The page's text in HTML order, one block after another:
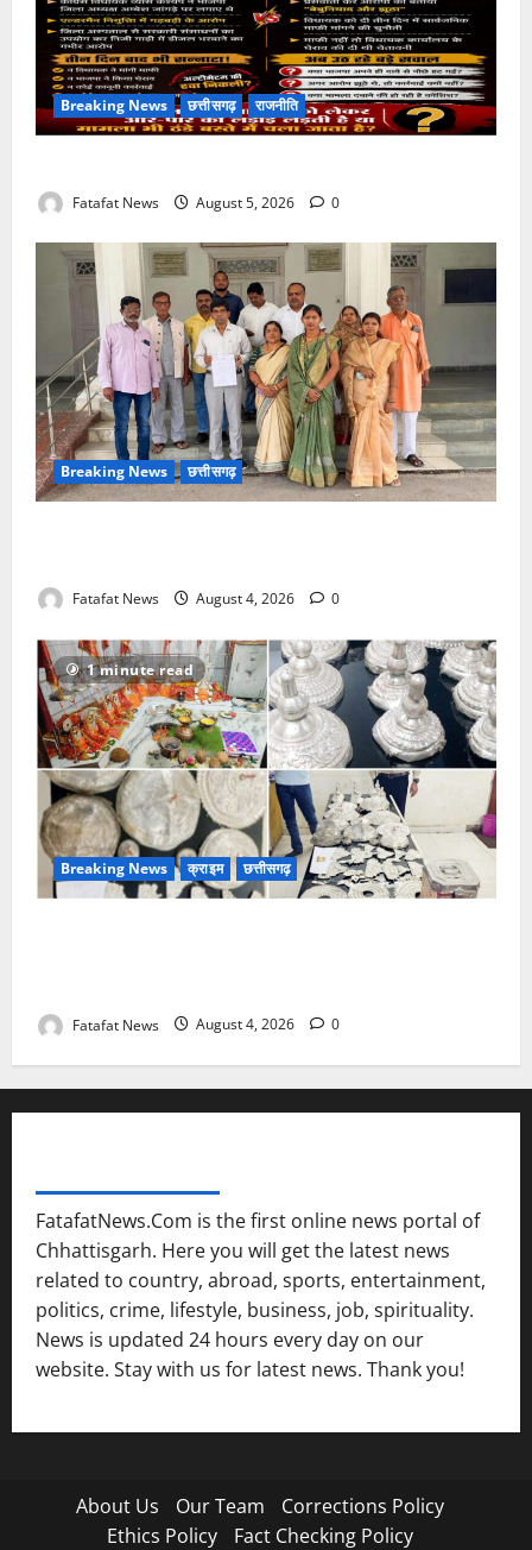
Breaking News छत्तीसगढ़ राजनीति
Fatafat News August 5, 2026 0
Breaking News छत्तीसगढ़
Fatafat News August 4, 2026 0
1 minute read
Breaking News क्राइम छत्तीसगढ़
Fatafat News August 4, 2026 0
FatafatNews.Com is the first online news portal of
Chhattisgarh. Here you will get the latest news
related to country, abroad, sports, entertainment,
politics, crime, lifestyle, business, job, spirituality.
News is updated 24 hours every day on our
website. Stay with us for latest news. Thank you!
About Us Our Team
Corrections Policy
Ethics Policy
Fact Checking Policy